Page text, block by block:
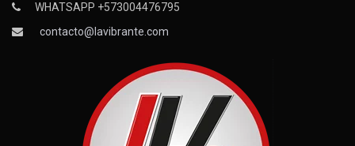
WHATSAPP +573004476795
contacto@lavibrante.com